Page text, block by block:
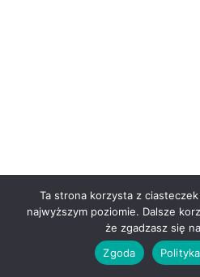
Ta strona korzysta z
najwyższym poziomie. Dalsze
że zgadzasz się
Zgoda